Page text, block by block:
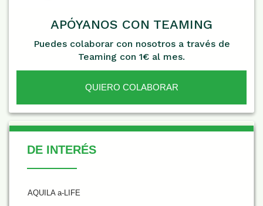
APÓYANOS CON TEAMING
Puedes colaborar con nosotros a través de
Teaming con 1€ al mes.
QUIERO COLABORAR
De Interés
DE INTERÉS
AQUILA a-LIFE